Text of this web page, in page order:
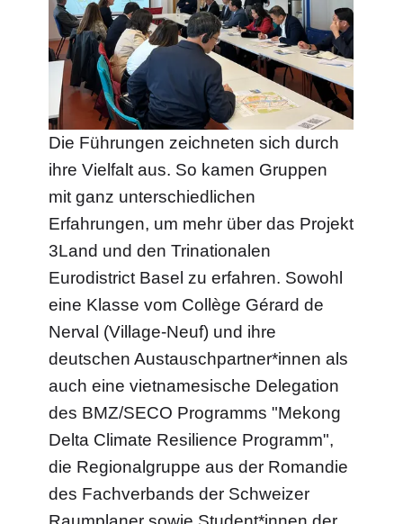
Die Führungen zeichneten sich durch
ihre Vielfalt aus. So kamen Gruppen
mit ganz unterschiedlichen
Erfahrungen, um mehr über das Projekt
3Land und den Trinationalen
Eurodistrict Basel zu erfahren. Sowohl
eine Klasse vom Collège Gérard de
Nerval (Village-Neuf) und ihre
deutschen Austauschpartner*innen als
auch eine vietnamesische Delegation
des BMZ/SECO Programms "Mekong
Delta Climate Resilience Programm",
die Regionalgruppe aus der Romandie
des Fachverbands der Schweizer